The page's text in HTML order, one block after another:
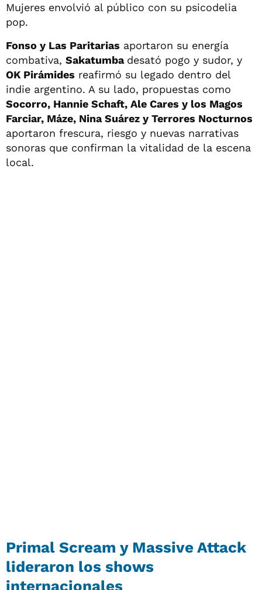
Mujeres envolvió al público con su psicodelia
pop.
Fonso y Las Paritarias aportaron su energía
combativa, Sakatumba desató pogo y sudor, y
OK Pirámides reafirmó su legado dentro del
indie argentino. A su lado, propuestas como
Socorro, Hannie Schaft, Ale Cares y los Magos
Farciar, Máze, Nina Suárez y Terrores Nocturnos
aportaron frescura, riesgo y nuevas narrativas
sonoras que confirman la vitalidad de la escena
local.
Primal Scream y Massive Attack
lideraron los shows
internacionales